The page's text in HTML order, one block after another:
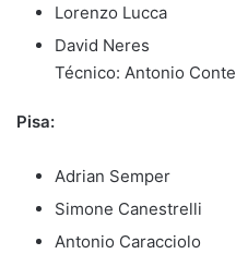
Lorenzo Lucca
David Neres
Técnico: Antonio Conte
Pisa:
Adrian Semper
Simone Canestrelli
Antonio Caracciolo